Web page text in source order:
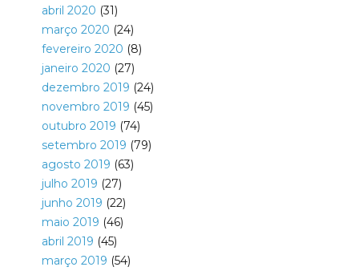
abril 2020 (31)
março 2020 (24)
fevereiro 2020 (8)
janeiro 2020 (27)
dezembro 2019 (24)
novembro 2019 (45)
outubro 2019 (74)
setembro 2019 (79)
agosto 2019 (63)
julho 2019 (27)
junho 2019 (22)
maio 2019 (46)
abril 2019 (45)
março 2019 (54)